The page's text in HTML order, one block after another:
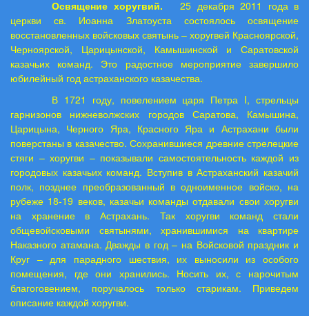
Освящение хоругвий.
25 декабря 2011 года в
церкви св. Иоанна Златоуста состоялось освящение
восстановленных войсковых святынь – хоругвей Красноярской,
Черноярской, Царицынской, Камышинской и Саратовской
казачьих команд. Это радостное мероприятие завершило
юбилейный год астраханского казачества.
В 1721 году, повелением царя Петра I, стрельцы
гарнизонов нижневолжских городов Саратова, Камышина,
Царицына, Черного Яра, Красного Яра и Астрахани были
поверстаны в казачество. Сохранившиеся древние стрелецкие
стяги – хоругви – показывали самостоятельность каждой из
городовых казачьих команд. Вступив в Астраханский казачий
полк, позднее преобразованный в одноименное войско, на
рубеже 18-19 веков, казачьи команды отдавали свои хоругви
на хранение в Астрахань. Так хоругви команд стали
общевойсковыми святынями, хранившимися на квартире
Наказного атамана. Дважды в год – на Войсковой праздник и
Круг – для парадного шествия, их выносили из особого
помещения, где они хранились. Носить их, с нарочитым
благоговением, поручалось только старикам. Приведем
описание каждой хоругви.